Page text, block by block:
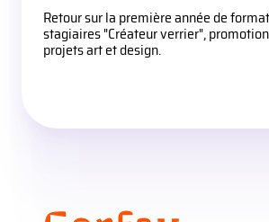
Retour sur la première année de
stagiaires "Créateur verrier",
projets art et design.